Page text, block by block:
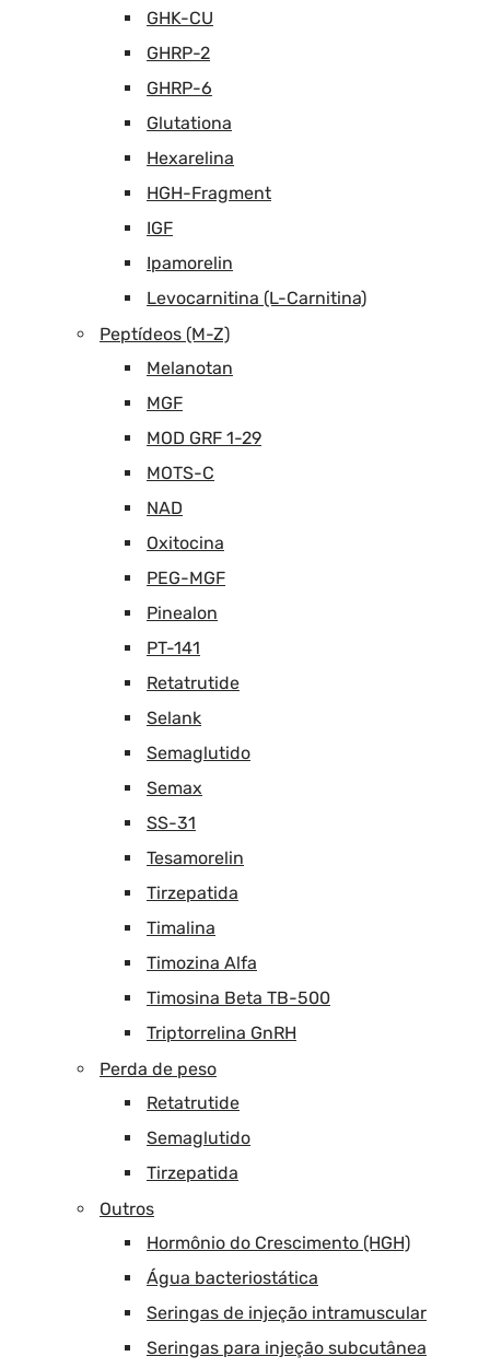
GHK-CU
GHRP-2
GHRP-6
Glutationa
Hexarelina
HGH-Fragment
IGF
Ipamorelin
Levocarnitina (L-Carnitina)
Peptídeos (M-Z)
Melanotan
MGF
MOD GRF 1-29
MOTS-C
NAD
Oxitocina
PEG-MGF
Pinealon
PT-141
Retatrutide
Selank
Semaglutido
Semax
SS-31
Tesamorelin
Tirzepatida
Timalina
Timozina Alfa
Timosina Beta TB-500
Triptorrelina GnRH
Perda de peso
Retatrutide
Semaglutido
Tirzepatida
Outros
Hormônio do Crescimento (HGH)
Água bacteriostática
Seringas de injeção intramuscular
Seringas para injeção subcutânea